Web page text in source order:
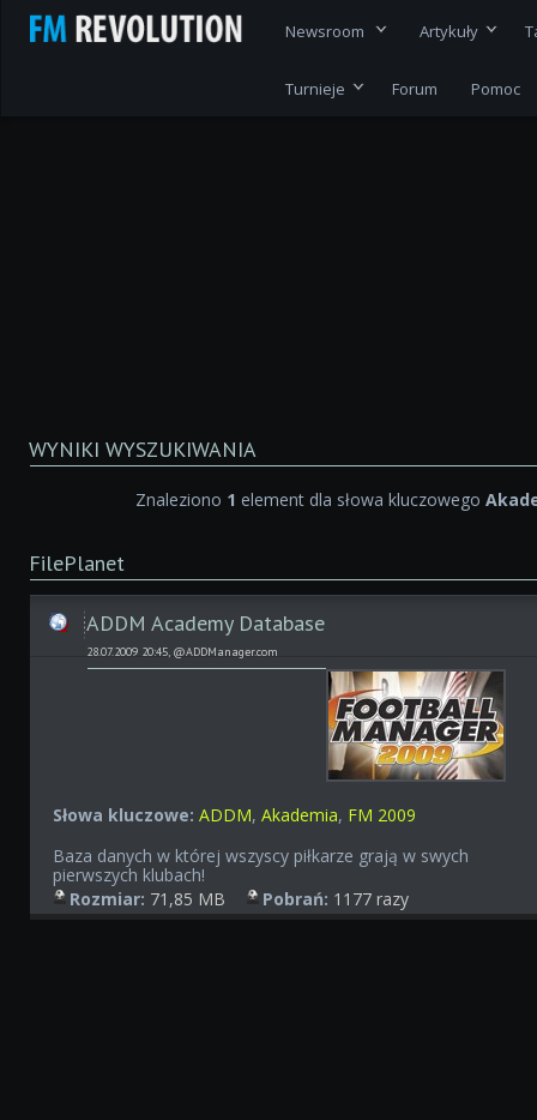
Newsroom Artykuły
Turnieje Forum Pomoc
WYNIKI WYSZUKIWANIA
Znaleziono 1 element dla słowa kluczowego
FilePlanet
ADDM Academy Database
28.07.2009 20:45, @ADDManager.com
Słowa kluczowe: ADDM,Akademia, FM 2009
Baza danych w której wszyscy piłkarze grają w swych
pierwszych klubach!
Rozmiar: 71,85 MB Pobrań: 1177 razy